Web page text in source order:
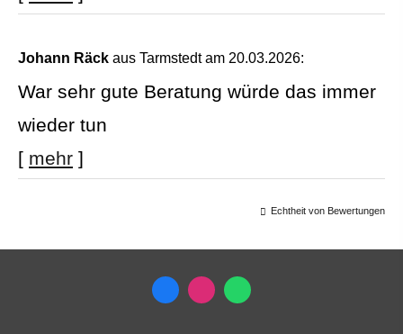
Johann Räck aus Tarmstedt am 20.03.2026:
War sehr gute Beratung würde das immer
wieder tun
[ mehr ]
Echtheit von Bewertungen